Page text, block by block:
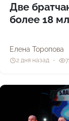
Две
более 18
Елена Торопова
2 дня назад